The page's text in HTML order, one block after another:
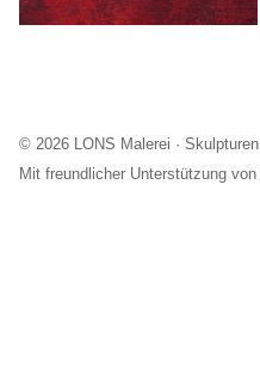
© 2026 LONS Malerei · Skulpturen
Mit freundlicher Unterstützung von